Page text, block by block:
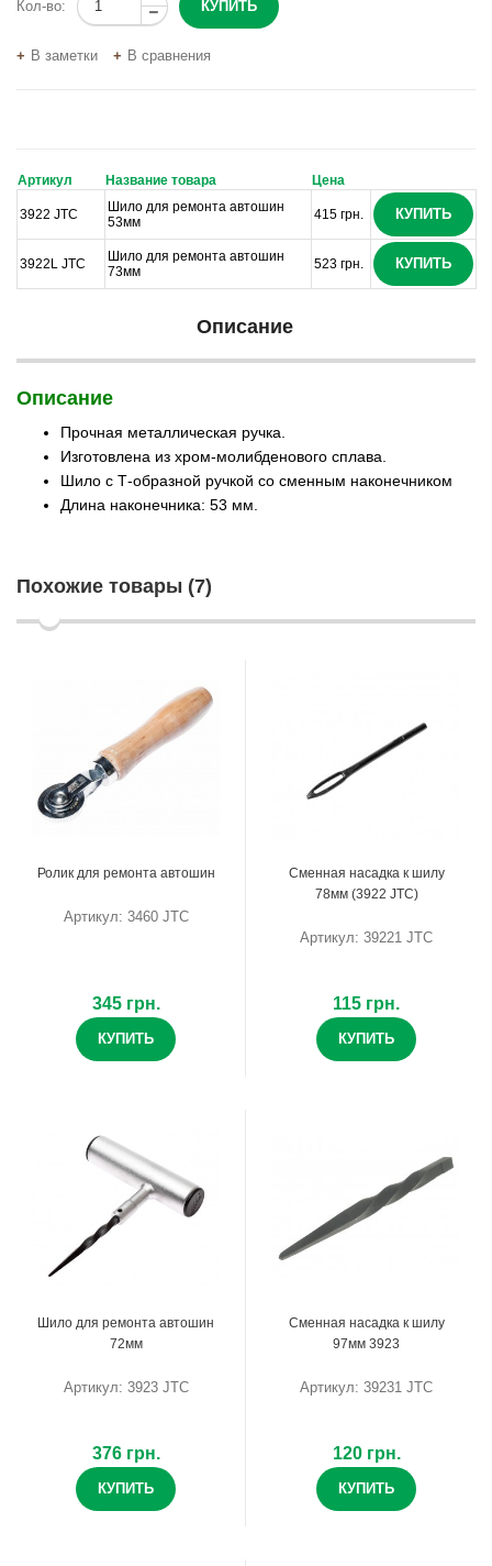
Кол-во:
В заметки В сравнения
Артикул Название товара Цена
3922 JTC
Шило для ремонта автошин
53мм
415 грн. КУПИТЬ
3922L JTC
Шило для ремонта автошин
73мм
523 грн. КУПИТЬ
Описание
Описание
Прочная металлическая ручка.
Изготовлена из хром-молибденового сплава.
Шило с Т-образной ручкой со сменным наконечником
Длина наконечника: 53 мм.
Похожие товары (7)
Ролик для ремонта автошин
Артикул: 3460 JTC
345 грн.
КУПИТЬ
Сменная насадка к шилу
78мм (3922 JTC)
Артикул: 39221 JTC
115 грн.
КУПИТЬ
Шило для ремонта автошин
72мм
Артикул: 3923 JTC
376 грн.
КУПИТЬ
Сменная насадка к шилу
97мм 3923
Артикул: 39231 JTC
120 грн.
КУПИТЬ